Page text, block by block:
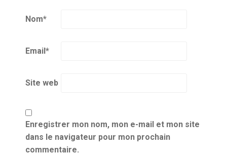
Nom*
Email*
Site web
Enregistrer mon nom, mon e-mail et mon site
dans le navigateur pour mon prochain
commentaire.